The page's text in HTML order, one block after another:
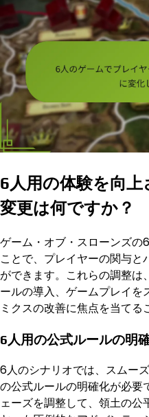
6人用の体験を向
変更は何ですか？
ゲーム・オブ・スローンズの
ことで、プレイヤーの関与と
ができます。これらの調整は
ールの導入、ゲームプレイを
ミクスの改善に焦点を当てる
6人用の公式ルールの明
6人のシナリオでは、スムー
の公式ルールの明確化が必要
ェーズを調整して、領土の公